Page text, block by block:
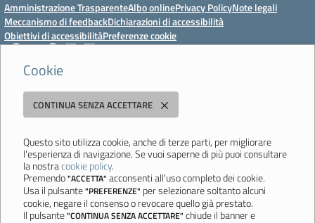
Cookie
CONTINUA SENZA ACCETTARE
Questo sito utilizza cookie, anche di terze parti, per migliorare
l'esperienza di navigazione. Se vuoi saperne di più puoi consultare
la nostracookie policy.
Premendo"ACCETTA" acconsenti all'uso completo dei cookie.
Usa il pulsante"PREFERENZE" per selezionare soltanto alcuni
cookie, negare il consenso o revocare quello già prestato.
Il pulsante"CONTINUA SENZA ACCETTARE" chiude il banner e
Amministrazione TrasparenteAlbo onlinePrivacy PolicyNote legali
Meccanismo di feedbackDichiarazioni di accessibilità
Obiettivi di accessibilitàPreferenze cookie
Istituto Professionale Statale Socio-Commerciale-Artigianale "Cattaneo -
Deledda"
351005 - Email:morc08000g@istruzione.it- PEC:
morc08000g@pec.istruzione.it
Codice meccanografico: MORC08000G - C.F. 94177200360
Ultimo aggiornamento: Mercoledì, 29 Luglio 2026 ore 10:08